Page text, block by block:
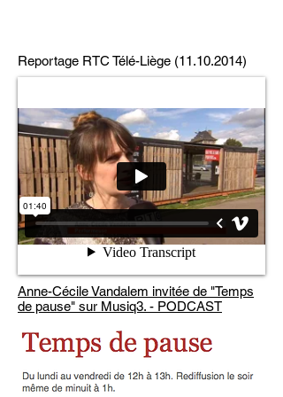
Reportage RTC Télé-Liège (11.10.2014)
Anne-Cécile Vandalem invitée de "Temps
de pause" sur Musiq3. - PODCAST